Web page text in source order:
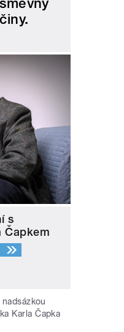
s
Čapkem
Karla Čapka